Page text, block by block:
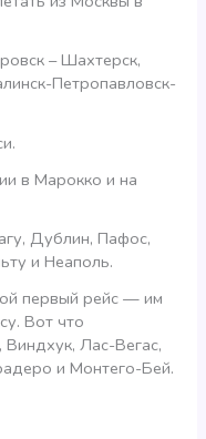
– Шахтерск,
Петропавловск-
в Марокко и на
Дублин, Пафос,
и Неаполь.
первый рейс — им
Вот что
Лас-Вегас,
и Монтего-Бей.